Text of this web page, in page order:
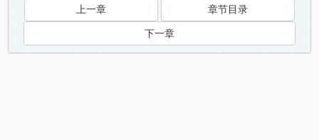
上一章 章节目录
下一章